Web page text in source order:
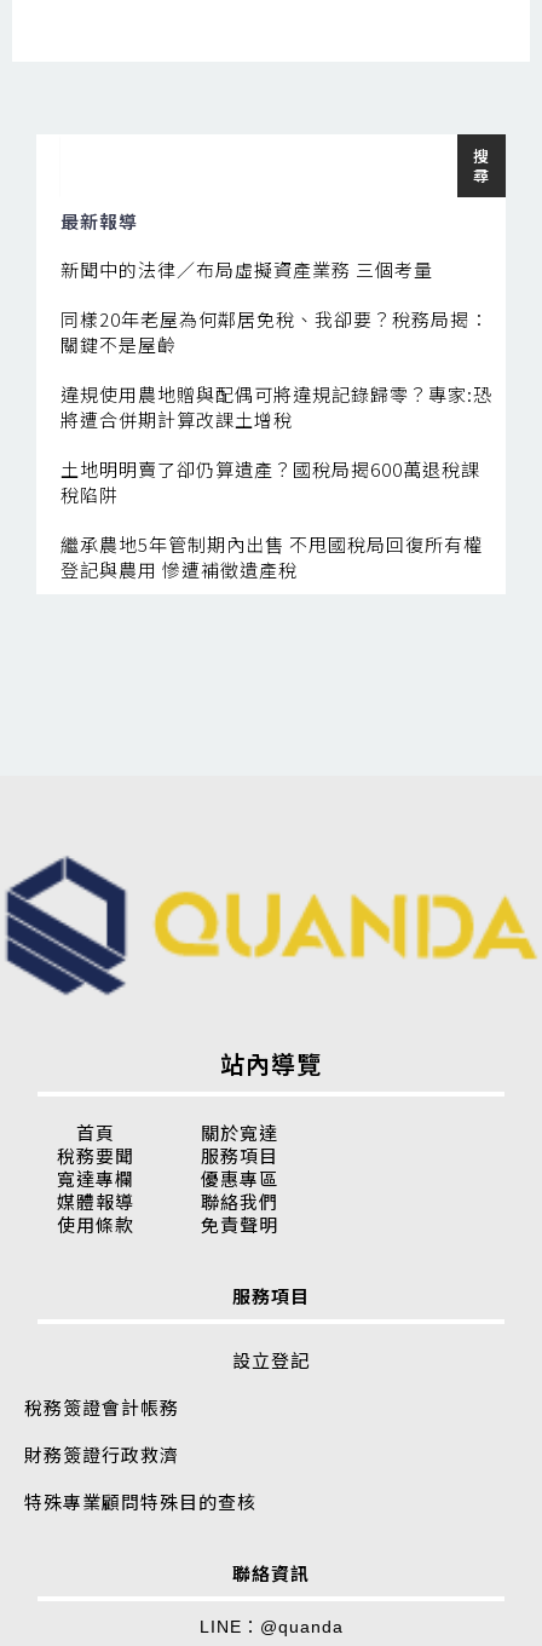
搜
尋
最新報導
新聞中的法律／布局虛擬資產業務 三個考量
同樣20年老屋為何鄰居免稅、我卻要？稅務局揭：
關鍵不是屋齡
違規使用農地贈與配偶可將違規記錄歸零？專家:恐
將遭合併期計算改課土增稅
土地明明賣了卻仍算遺產？國稅局揭600萬退稅課
稅陷阱
繼承農地5年管制期內出售 不甩國稅局回復所有權
登記與農用 慘遭補徵遺產稅
站內導覽
首頁
關於寬達
稅務要聞
服務項目
寬達專欄
優惠專區
媒體報導
聯絡我們
使用條款
免責聲明
服務項目
設立登記
稅務簽證會計帳務
財務簽證行政救濟
特殊專業顧問特殊目的查核
聯絡資訊
LINE： @quanda